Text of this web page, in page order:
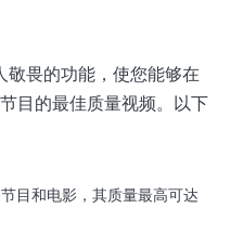
敬畏的功能，使您能够在
目的最佳质量视频。以下
目和电影，其质量最高可达